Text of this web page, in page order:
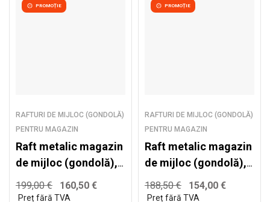
PROMOȚIE
RAFTURI DE MIJLOC (GONDOLĂ)
PENTRU MAGAZIN
Raft metalic magazin
de mijloc (gondolă),
alb – H:1778mm x
L:1250mm x B:500mm
199,00€ 160,50 €
PROMOȚIE
RAFTURI DE MIJLOC (GONDOLĂ)
PENTRU MAGAZIN
Raft metalic magazin
de mijloc (gondolă),
alb – H:1778mm x
L:1250mm x
188,50€ 154,00 €